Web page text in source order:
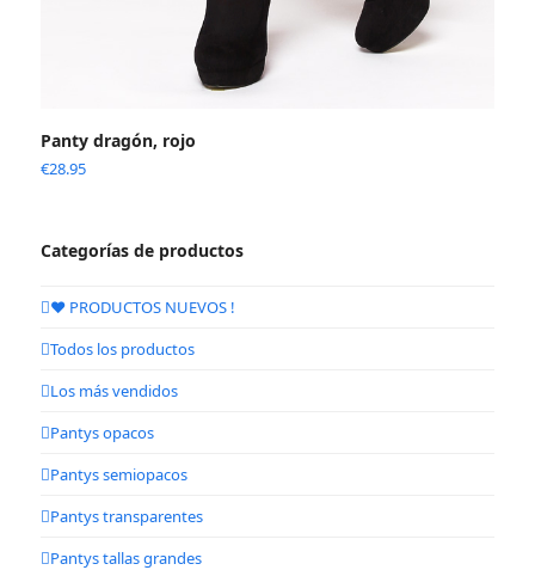
Panty dragón, rojo
€28.95
Categorías de productos
❤️ PRODUCTOS NUEVOS !
Todos los productos
Los más vendidos
Pantys opacos
Pantys semiopacos
Pantys transparentes
Pantys tallas grandes